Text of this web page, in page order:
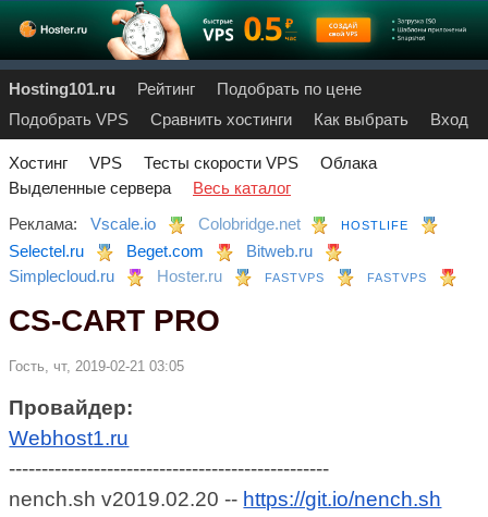
Hosting101.ru Рейтинг
Подобрать по цене
Подобрать VPS
Сравнить хостинги Как выбрать Вход
Хостинг VPS Тесты скорости VPS
Облака
Выделенные сервера
Весь каталог
Реклама:
Vscale.io Colobridge.net HOSTLIFE
Selectel.ru Beget.com
Bitweb.ru
Simplecloud.ru
Hoster.ru FASTVPS FASTVPS
CS-CART PRO
Гость, чт, 2019-02-21 03:05
Провайдер:
Webhost1.ru
-------------------------------------------------
nench.sh v2019.02.20 -- https://git.io/nench.sh